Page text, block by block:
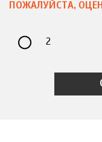
ПОЖАЛУЙСТА,
2